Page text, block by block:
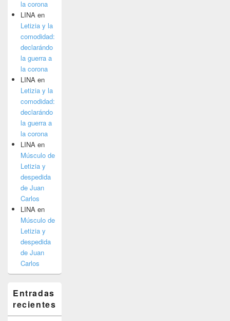
la corona
LINA en
Letizia y la
comodidad:
declarándo
la guerra a
la corona
LINA en
Letizia y la
comodidad:
declarándo
la guerra a
la corona
LINA en
Músculo de
Letizia y
despedida
de Juan
Carlos
LINA en
Músculo de
Letizia y
despedida
de Juan
Carlos
Entradas
recientes